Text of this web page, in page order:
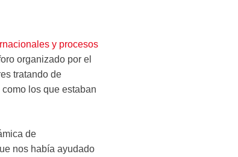
y procesos
organizado por el
tratando de
los que estaban
de
nos había ayudado